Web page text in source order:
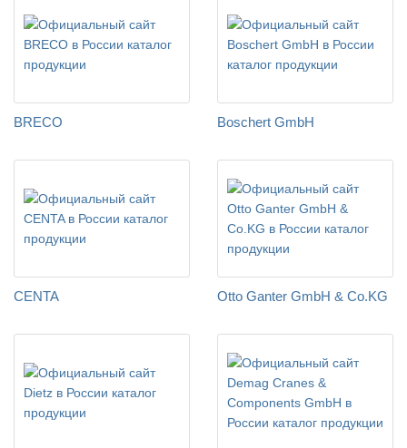
BRECO Boschert GmbH
CENTA Otto Ganter GmbH & Co.KG